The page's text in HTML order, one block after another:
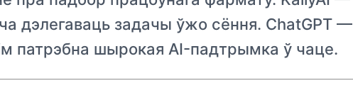
дэлегаваць задачы ўжо сёння. ChatGPT —
патрэбна шырокая AI-падтрымка ў чаце.